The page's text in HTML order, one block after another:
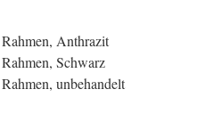
Anthrazit
Schwarz
unbehandelt